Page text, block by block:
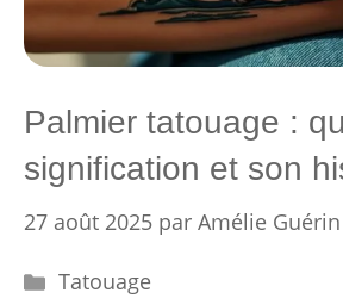
Palmier tatouage :
signification et son
27 août 2025 par Amélie Guérin
Catégories
Tatouage